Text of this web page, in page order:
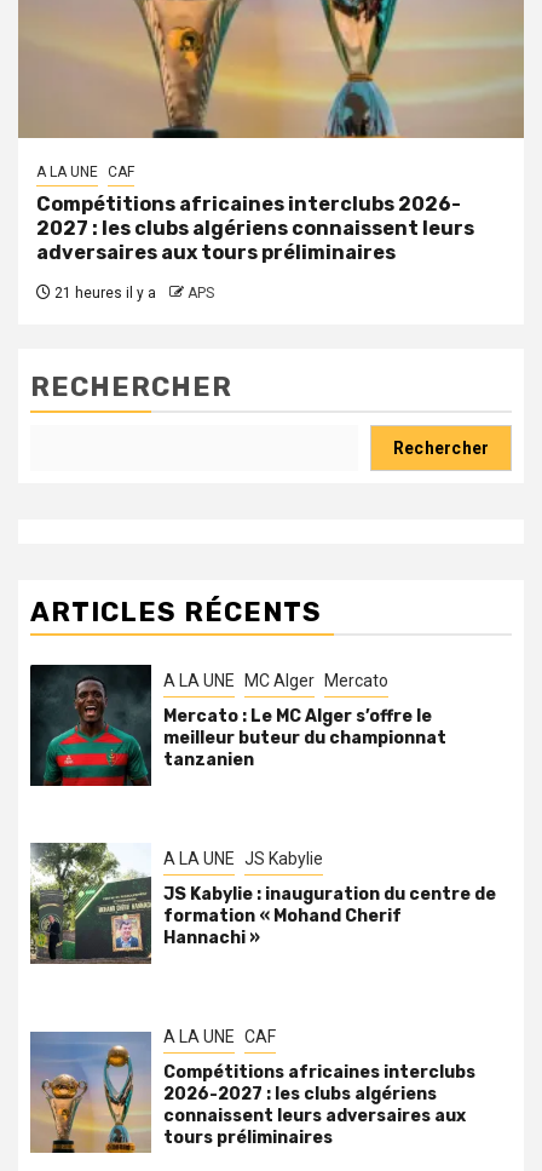
A LA UNE CAF
Compétitions africaines interclubs 2026-
2027 : les clubs algériens connaissent leurs
adversaires aux tours préliminaires
21 heures il y a APS
RECHERCHER
Rechercher
ARTICLES RÉCENTS
A LA UNE MC Alger Mercato
Mercato : Le MC Alger s’offre le
meilleur buteur du championnat
tanzanien
A LA UNE JS Kabylie
JS Kabylie : inauguration du centre de
formation « Mohand Cherif
Hannachi »
A LA UNE CAF
Compétitions africaines interclubs
2026-2027 : les clubs algériens
connaissent leurs adversaires aux
tours préliminaires